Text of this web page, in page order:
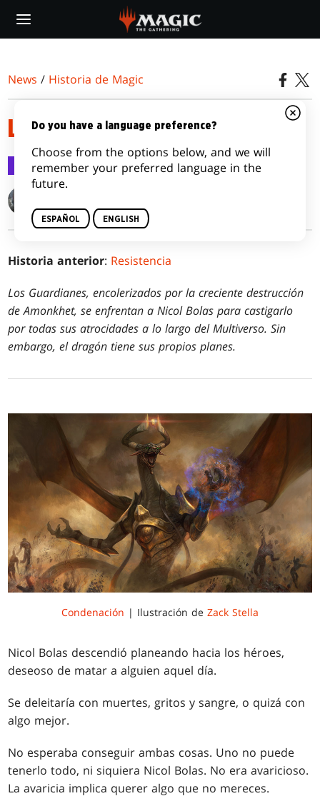
main
News / Historia de Magic
LA HORA DE LA DEVASTACIÓN
Historia de Magic 26 jul 2017
Historia anterior: Resistencia
Los Guardianes, encolerizados por la creciente destrucción
de Amonkhet, se enfrentan a Nicol Bolas para castigarlo
por todas sus atrocidades a lo largo del Multiverso. Sin
embargo, el dragón tiene sus propios planes.
Condenación | Ilustración de Zack Stella
Nicol Bolas descendió planeando hacia los héroes,
deseoso de matar a alguien aquel día.
Se deleitaría con muertes, gritos y sangre, o quizá con
algo mejor.
No esperaba conseguir ambas cosas. Uno no puede
tenerlo todo, ni siquiera Nicol Bolas. No era avaricioso.
La avaricia implica querer algo que no mereces.
Do you have a language preference?
Choose from the options below, and we will
remember your preferred language in the
future.
ESPAÑOL ENGLISH